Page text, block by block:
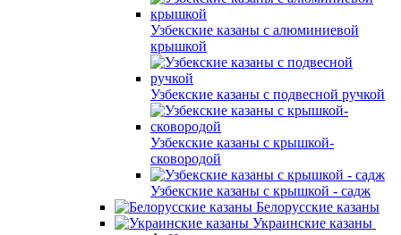
Узбекские казаны с алюминиевой
крышкой
Узбекские казаны с подвесной ручкой
Узбекские казаны с крышкой-
сковородой
Узбекские казаны с крышкой - садж
Белорусские казаны
Украинские казаны